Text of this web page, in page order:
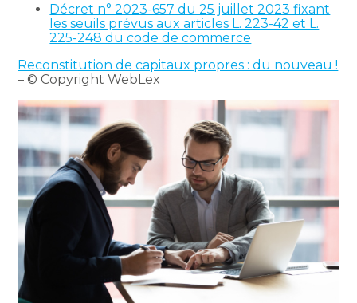
Décret n° 2023-657 du 25 juillet 2023 fixant
les seuils prévus aux articles L. 223-42 et L.
225-248 du code de commerce
Reconstitution de capitaux propres : du nouveau !
– © Copyright WebLex